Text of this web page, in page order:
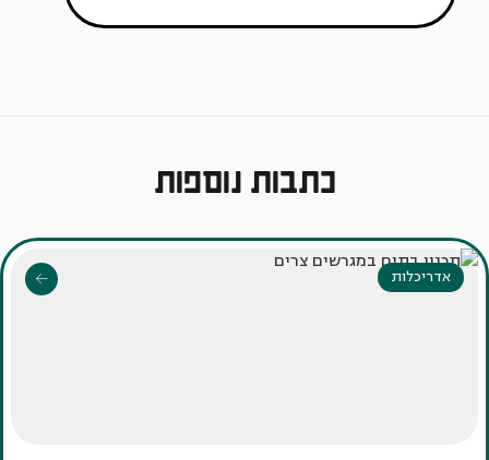
כתבות נוספות
אדריכלות